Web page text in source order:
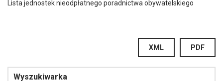
Lista jednostek nieodpłatnego poradnictwa obywatelskiego
PDF
XML
Wyszukiwarka